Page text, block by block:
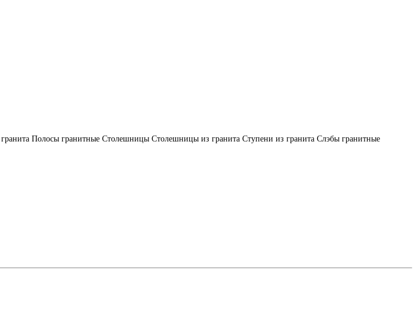
Полосы гранитные Столешницы Столешницы из гранита Ступени из гранита Слэбы гранитные